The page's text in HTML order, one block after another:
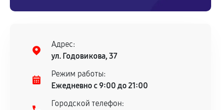
Адрес:
ул. Годовикова, 37
Режим работы:
Ежедневно с 9:00 до 21:00
Городской телефон: